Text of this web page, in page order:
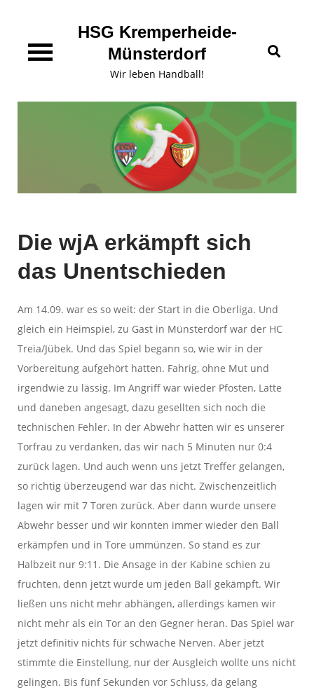
content
HSG Kremperheide-
Münsterdorf
Wir leben Handball!
Die wjA erkämpft sich
das Unentschieden
Am 14.09. war es so weit: der Start in die Oberliga. Und
gleich ein Heimspiel, zu Gast in Münsterdorf war der HC
Treia/Jübek. Und das Spiel begann so, wie wir in der
Vorbereitung aufgehört hatten. Fahrig, ohne Mut und
irgendwie zu lässig. Im Angriff war wieder Pfosten, Latte
und daneben angesagt, dazu gesellten sich noch die
technischen Fehler. In der Abwehr hatten wir es unserer
Torfrau zu verdanken, das wir nach 5 Minuten nur 0:4
zurück lagen. Und auch wenn uns jetzt Treffer gelangen,
so richtig überzeugend war das nicht. Zwischenzeitlich
lagen wir mit 7 Toren zurück. Aber dann wurde unsere
Abwehr besser und wir konnten immer wieder den Ball
erkämpfen und in Tore ummünzen. So stand es zur
Halbzeit nur 9:11. Die Ansage in der Kabine schien zu
fruchten, denn jetzt wurde um jeden Ball gekämpft. Wir
ließen uns nicht mehr abhängen, allerdings kamen wir
nicht mehr als ein Tor an den Gegner heran. Das Spiel war
jetzt definitiv nichts für schwache Nerven. Aber jetzt
stimmte die Einstellung, nur der Ausgleich wollte uns nicht
gelingen. Bis fünf Sekunden vor Schluss, da gelang